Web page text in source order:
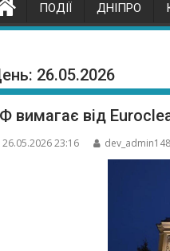
ПОДІЇ ДНІПРО
26.05.2026
вимагає від
26.05.2026 23:16